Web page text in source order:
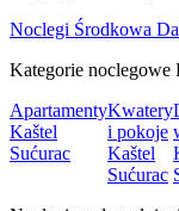
Noclegi Środkowa
Kategorie noclegowe
Apartamenty
Kaštel
Sućurac
Kwatery
i pokoje
Kaštel
Sućurac